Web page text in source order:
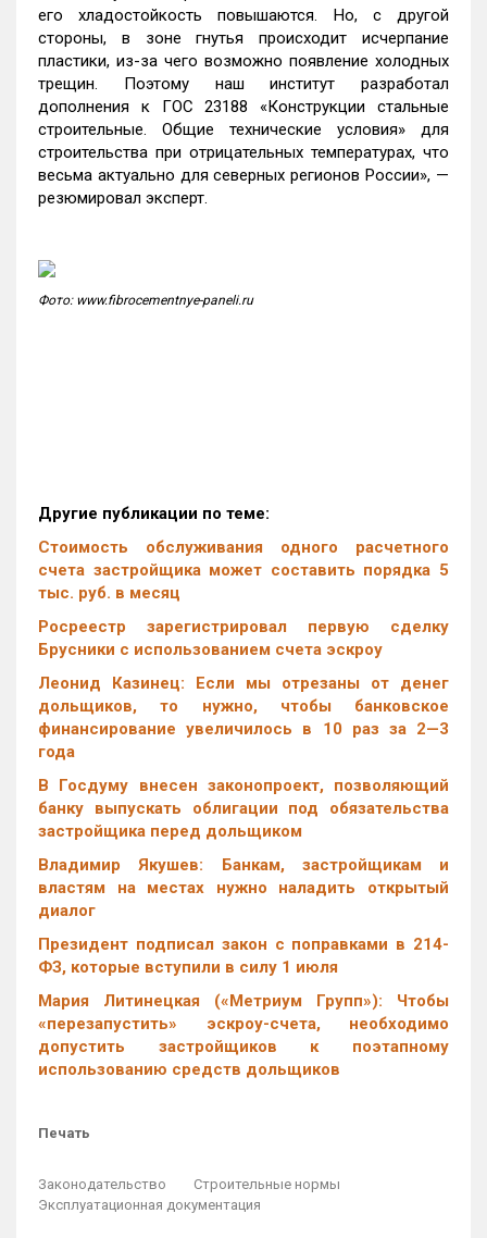
его хладостойкость повышаются. Но, с другой
стороны, в зоне гнутья происходит исчерпание
пластики, из-за чего возможно появление холодных
трещин. Поэтому наш институт разработал
дополнения к ГОС 23188 «Конструкции стальные
строительные. Общие технические условия» для
строительства при отрицательных температурах, что
весьма актуально для северных регионов России», —
резюмировал эксперт.
Фото: www.fibrocementnye-paneli.ru
Другие публикации по теме:
Стоимость обслуживания одного расчетного
счета застройщика может составить порядка 5
тыс. руб. в месяц
Росреестр зарегистрировал первую сделку
Брусники с использованием счета эскроу
Леонид Казинец: Если мы отрезаны от денег
дольщиков, то нужно, чтобы банковское
финансирование увеличилось в 10 раз за 2—3
года
В Госдуму внесен законопроект, позволяющий
банку выпускать облигации под обязательства
застройщика перед дольщиком
Владимир Якушев: Банкам, застройщикам и
властям на местах нужно наладить открытый
диалог
Президент подписал закон с поправками в 214-
ФЗ, которые вступили в силу 1 июля
Мария Литинецкая («Метриум Групп»): Чтобы
«перезапустить» эскроу-счета, необходимо
допустить застройщиков к поэтапному
использованию средств дольщиков
Печать
Законодательство
Строительные нормы
Эксплуатационная документация